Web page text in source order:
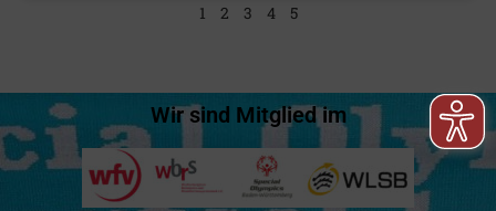
1 2 3 4 5
Wir sind Mitglied im